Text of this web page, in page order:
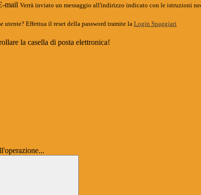
mail Verrà inviato un messaggio all'indirizzo indicato con le istruzioni
utente? Effettua il reset della password tramite la Login Spaggiari
la casella di posta elettronica!